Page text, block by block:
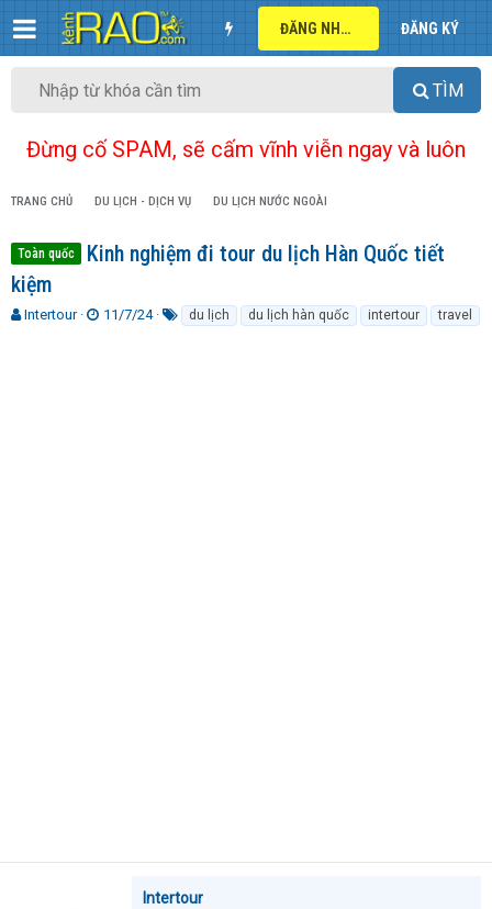
ĐĂNG NHẬP ĐĂNG KÝ
TÌM
Đừng cố SPAM, sẽ cấm vĩnh viễn ngay và luôn
TRANG CHỦ DU LỊCH - DỊCH VỤ DU LỊCH NƯỚC NGOÀI
Toàn quốc
Kinh nghiệm đi tour du lịch Hàn Quốc tiết
kiệm
T
Intertour
N11/7/24 du lịch du lịch hàn quốc intertour travel
Intertour